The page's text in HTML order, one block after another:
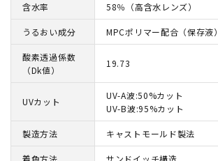
含水率 58％（高含水レンズ）
うるおい成分 MPCポリマー配合（保存液）
酸素透過係数
（Dk値）
19.73
UVカット
UV-A波:50%カット
UV-B波:95%カット
製造方法 キャストモールド製法
着色方法 サンドイッチ構造